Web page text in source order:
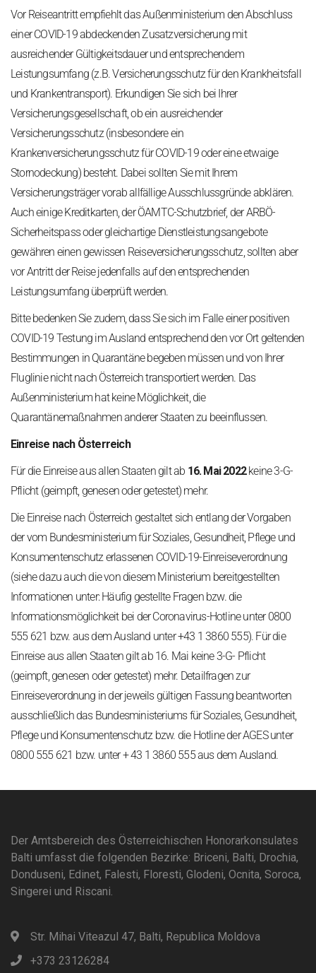
Vor Reiseantritt empfiehlt das Außenministerium den Abschluss
einer COVID-19 abdeckenden Zusatzversicherung mit
ausreichender Gültigkeitsdauer und entsprechendem
Leistungsumfang (z.B. Versicherungsschutz für den Krankheitsfall
und Krankentransport). Erkundigen Sie sich bei Ihrer
Versicherungsgesellschaft, ob ein ausreichender
Versicherungsschutz (insbesondere ein
Krankenversicherungsschutz für COVID-19 oder eine etwaige
Stornodeckung) besteht. Dabei sollten Sie mit Ihrem
Versicherungsträger vorab allfällige Ausschlussgründe abklären.
Auch einige Kreditkarten, der ÖAMTC-Schutzbrief, der ARBÖ-
Sicherheitspass oder gleichartige Dienstleistungsangebote
gewähren einen gewissen Reiseversicherungsschutz, sollten aber
vor Antritt der Reise jedenfalls auf den entsprechenden
Leistungsumfang überprüft werden.
Bitte bedenken Sie zudem, dass Sie sich im Falle einer positiven
COVID-19 Testung im Ausland entsprechend den vor Ort geltenden
Bestimmungen in Quarantäne begeben müssen und von Ihrer
Fluglinie nicht nach Österreich transportiert werden. Das
Außenministerium hat keine Möglichkeit, die
Quarantänemaßnahmen anderer Staaten zu beeinflussen.
Einreise nach Österreich
Für die Einreise aus allen Staaten gilt ab 16. Mai 2022keine 3-G-
Pflicht (geimpft, genesen oder getestet) mehr.
Die Einreise nach Österreich gestaltet sich entlang der Vorgaben
der vom Bundesministerium für Soziales, Gesundheit, Pflege und
Konsumentenschutz erlassenen COVID-19-Einreiseverordnung
(siehe dazu auch die von diesem Ministerium bereitgestellten
Informationen unter: Häufig gestellte Fragen bzw. die
Informationsmöglichkeit bei der Coronavirus-Hotline unter 0800
555 621 bzw. aus dem Ausland unter +43 1 3860 555). Für die
Einreise aus allen Staaten gilt ab 16. Mai keine 3-G- Pflicht
(geimpft, genesen oder getestet) mehr. Detailfragen zur
Einreiseverordnung in der jeweils gültigen Fassung beantworten
ausschließlich das Bundesministeriums für Soziales, Gesundheit,
Pflege und Konsumentenschutz bzw. die Hotline der AGES unter
0800 555 621 bzw. unter + 43 1 3860 555 aus dem Ausland.
Der Amtsbereich des Österreichischen Honorarkonsulates
Balti umfasst die folgenden Bezirke: Briceni, Balti, Drochia,
Donduseni, Edinet, Falesti, Floresti, Glodeni, Ocnita, Soroca,
Singerei und Riscani.
Str. Mihai Viteazul 47, Balti, Republica Moldova
+373 23126284